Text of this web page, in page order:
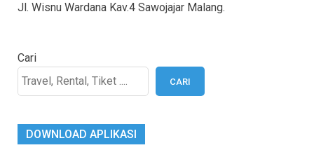
Jl. Wisnu Wardana Kav.4 Sawojajar Malang.
Cari
CARI
DOWNLOAD APLIKASI